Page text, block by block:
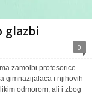
glazbi
0
zamolbi profesorice
gimnazijalaca i njihovih
odmorom, ali i zbog